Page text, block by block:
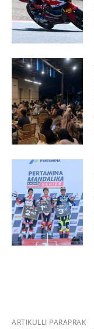
ARTIKULLI PARAPRAK